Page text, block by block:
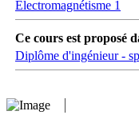
Electromagnétisme 1
Ce cours est proposé
Diplôme d'ingénieur -